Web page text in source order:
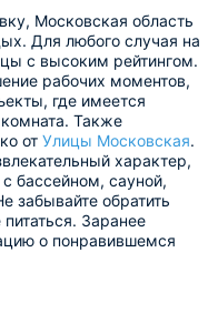
Московская область
Для любого случая на
с высоким рейтингом.
рабочих моментов,
где имеется
Также
от Улицы Московская.
характер,
бассейном, сауной,
забывайте обратить
Заранее
о понравившемся